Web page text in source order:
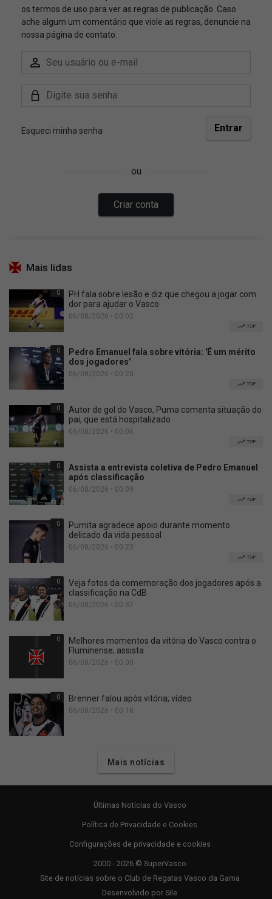
Mais lidas
0
PH fala sobre lesão e diz que chegou a jogar com
dor para ajudar o Vasco
06/08/2026 • 00:02
TOP
0
Pedro Emanuel fala sobre vitória: 'É um mérito
dos jogadores'
06/08/2026 • 00:20
TOP
0
Autor de gol do Vasco, Puma comenta situação do
pai, que está hospitalizado
06/08/2026 • 00:06
TOP
0
Assista a entrevista coletiva de Pedro Emanuel
após classificação
06/08/2026 • 00:09
TOP
0
Pumita agradece apoio durante momento
delicado da vida pessoal
06/08/2026 • 00:23
TOP
0
Veja fotos da comemoração dos jogadores após a
classificação na CdB
06/08/2026 • 00:37
0
Melhores momentos da vitória do Vasco contra o
Fluminense; assista
06/08/2026 • 00:00
0 Brenner falou após vitória; vídeo
06/08/2026 • 00:18
Mais notícias
Últimas Notícias do Vasco
Política de Privacidade e Cookies
Configurações de privacidade e cookies
2000 - 2026 © SuperVasco
Site de notícias sobre o Club de Regatas Vasco da Gama
Desenvolvido por Sile